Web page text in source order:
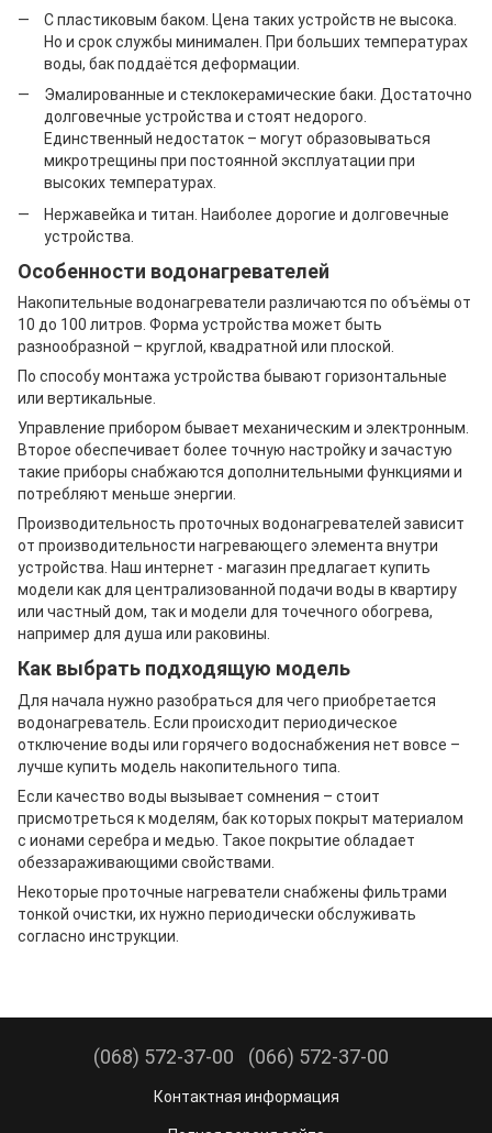
С пластиковым баком. Цена таких устройств не высока.
Но и срок службы минимален. При больших температурах
воды, бак поддаётся деформации.
Эмалированные и стеклокерамические баки. Достаточно
долговечные устройства и стоят недорого.
Единственный недостаток – могут образовываться
микротрещины при постоянной эксплуатации при
высоких температурах.
Нержавейка и титан. Наиболее дорогие и долговечные
устройства.
Особенности водонагревателей
Накопительные водонагреватели различаются по объёмы от
10 до 100 литров. Форма устройства может быть
разнообразной – круглой, квадратной или плоской.
По способу монтажа устройства бывают горизонтальные
или вертикальные.
Управление прибором бывает механическим и электронным.
Второе обеспечивает более точную настройку и зачастую
такие приборы снабжаются дополнительными функциями и
потребляют меньше энергии.
Производительность проточных водонагревателей зависит
от производительности нагревающего элемента внутри
устройства. Наш интернет - магазин предлагает купить
модели как для централизованной подачи воды в квартиру
или частный дом, так и модели для точечного обогрева,
например для душа или раковины.
Как выбрать подходящую модель
Для начала нужно разобраться для чего приобретается
водонагреватель. Если происходит периодическое
отключение воды или горячего водоснабжения нет вовсе –
лучше купить модель накопительного типа.
Если качество воды вызывает сомнения – стоит
присмотреться к моделям, бак которых покрыт материалом
с ионами серебра и медью. Такое покрытие обладает
обеззараживающими свойствами.
Некоторые проточные нагреватели снабжены фильтрами
тонкой очистки, их нужно периодически обслуживать
согласно инструкции.
(068) 572-37-00 (066) 572-37-00
Контактная информация